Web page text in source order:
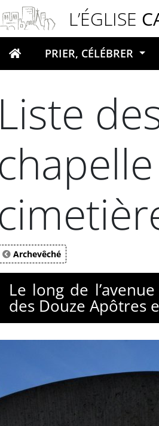
L’ÉGLISE
Votre recherche
PRIER, CÉLÉBRER
Liste
Archevêché
Le long de
des Douze Apôtres
des cookies